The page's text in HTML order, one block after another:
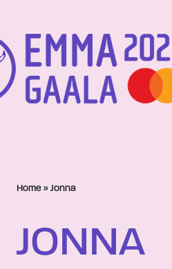
Home » Jonna
JONNA